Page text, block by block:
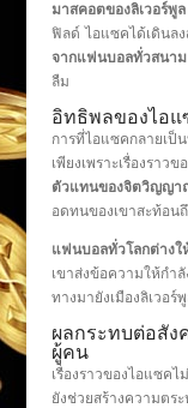
มาสคอตของลิเวอร์พูล
ฟิลด์ ไอแซคได้เดินลง
จากแฟนบอลทั่วสนาม
ลืม
อิทธิพลของไอ
การที่ไอแซคกลายเป็
เพียงเพราะเรื่องราว
ตัวแทนของจิตวิญญา
อดทนของเขาสะท้อน
แฟนบอลทั่วโลกต่างใ
เขาส่งข้อความให้กำ
ทางมายังเมืองลิเวอร์
ผลกระทบต่อสัง
ผู้คน
เรื่องราวของไอแซค
ยังช่วยสร้างความตร